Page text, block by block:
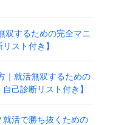
双するための完全マニ
スト付き】
｜就活無双するための
己診断リスト付き】
活で勝ち抜くための